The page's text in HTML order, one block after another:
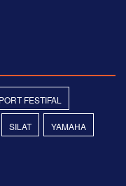
FESTIFAL
SILAT YAMAHA